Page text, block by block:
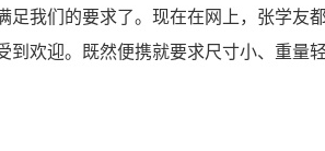
我们的要求了。现在在网上，张学友
到欢迎。既然便携就要求尺寸小、重量